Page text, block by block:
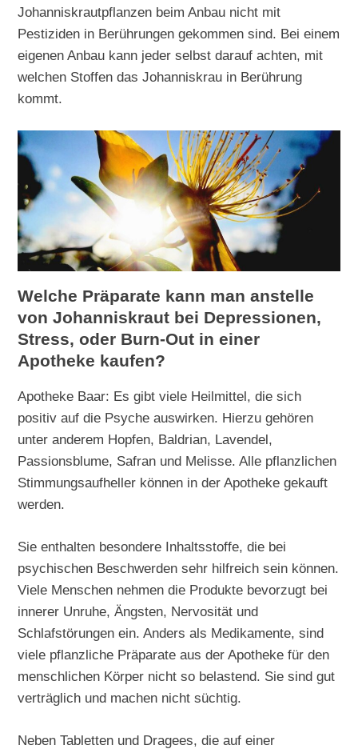
Johanniskrautpflanzen beim Anbau nicht mit
Pestiziden in Berührungen gekommen sind. Bei einem
eigenen Anbau kann jeder selbst darauf achten, mit
welchen Stoffen das Johanniskrau in Berührung
kommt.
Welche Präparate kann man anstelle
von Johanniskraut bei Depressionen,
Stress, oder Burn-Out in einer
Apotheke kaufen?
Apotheke Baar: Es gibt viele Heilmittel, die sich
positiv auf die Psyche auswirken. Hierzu gehören
unter anderem Hopfen, Baldrian, Lavendel,
Passionsblume, Safran und Melisse. Alle pflanzlichen
Stimmungsaufheller können in der Apotheke gekauft
werden.
Sie enthalten besondere Inhaltsstoffe, die bei
psychischen Beschwerden sehr hilfreich sein können.
Viele Menschen nehmen die Produkte bevorzugt bei
innerer Unruhe, Ängsten, Nervosität und
Schlafstörungen ein. Anders als Medikamente, sind
viele pflanzliche Präparate aus der Apotheke für den
menschlichen Körper nicht so belastend. Sie sind gut
verträglich und machen nicht süchtig.
Neben Tabletten und Dragees, die auf einer